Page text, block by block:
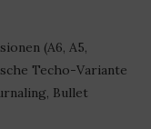
(A6, A5,
Techo-Variante
Bullet